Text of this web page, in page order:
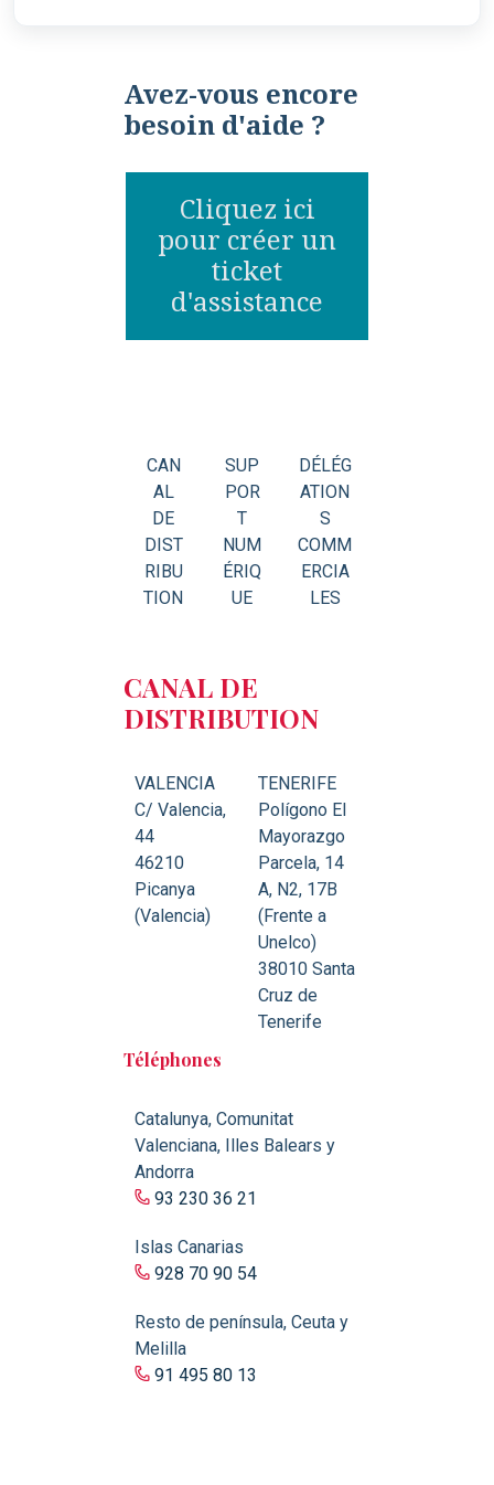
Avez-vous encore
besoin d'aide ?
Cliquez ici
pour créer un
ticket
d'assistance
CAN
AL
DE
DIST
RIBU
TION
SUP
POR
T
NUM
ÉRIQ
UE
DÉLÉG
ATION
S
COMM
ERCIA
LES
CANAL DE
DISTRIBUTION
VALENCIA
C/ Valencia,
44
46210
Picanya
(Valencia)
TENERIFE
Polígono El
Mayorazgo
Parcela, 14
A, N2, 17B
(Frente a
Unelco)
38010 Santa
Cruz de
Tenerife
Téléphones
Catalunya, Comunitat
Valenciana, Illes Balears y
Andorra
93 230 36 21
Islas Canarias
928 70 90 54
Resto de península, Ceuta y
Melilla
91 495 80 13